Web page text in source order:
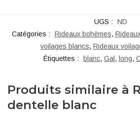
UGS :
ND
Catégories :
Rideaux bohèmes,
voilages blancs, Rideaux
Étiquettes :
blanc, Gal , long,
Produits similaire à
dentelle blanc